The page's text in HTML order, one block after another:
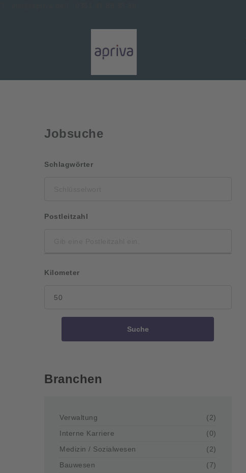
Jobsuche
SchlagwörterSchlüsselwort
Postleitzahl
Kilometer
Suche
Branchen
Verwaltung
(2)
Interne Karriere
(0)
Medizin / Sozialwesen
(2)
Bauwesen
(7)